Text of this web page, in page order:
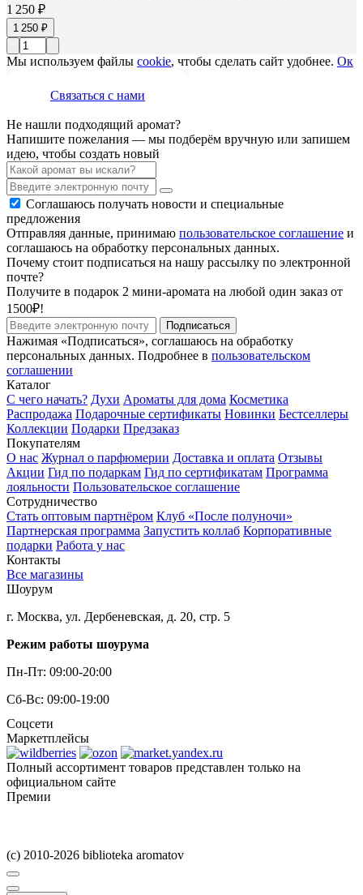
1 250 ₽
1 250 ₽
Мы используем файлы cookie, чтобы сделать сайт удобнее. Ок
Связаться с нами
Не нашли подходящий аромат?
Напишите пожелания — мы подберём вручную или запишем
идею, чтобы создать новый
Соглашаюсь получать новости и специальные
предложения
Отправляя данные, принимаю пользовательское соглашение и
соглашаюсь на обработку персональных данных.
Почему стоит подписаться на нашу рассылку по электронной
почте?
Получите в подарок 2 мини-аромата на любой один заказ от
1500₽!
Подписаться
Нажимая «Подписаться», соглашаюсь на обработку
персональных данных. Подробнее в пользовательском
соглашении
Каталог
С чего начать? Духи Ароматы для дома Косметика
Распродажа Подарочные сертификаты Новинки Бестселлеры
Коллекции Подарки Предзаказ
Покупателям
О нас Журнал о парфюмерии Доставка и оплата Отзывы
Акции Гид по подаркам Гид по сертификатам Программа
лояльности Пользовательское соглашение
Сотрудничество
Стать оптовым партнёром Клуб «После полуночи»
Партнерская программа Запустить коллаб Корпоративные
подарки Работа у нас
Контакты
Все магазины
Шоурум
г. Москва, ул. Дербеневская, д. 20, стр. 5
Режим работы шоурума
Пн-Пт: 09:00-20:00
Сб-Вс: 09:00-19:00
Соцсети
Маркетплейсы
Полный ассортимент товаров представлен только на
официальном сайте
Премии
(c) 2010-2026 biblioteka aromatov